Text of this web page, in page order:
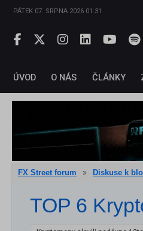
PÁTEK 07. SRPNA 2026 01:31
ÚVOD O NÁS ČLÁNKY
FX Street forum » Diskuse k
TOP 6